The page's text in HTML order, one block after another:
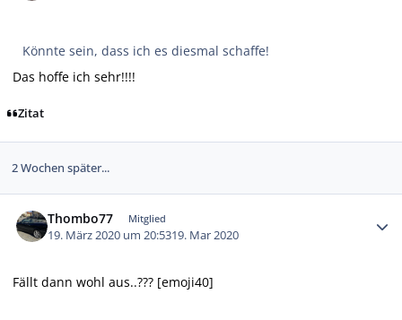
Könnte sein, dass ich es diesmal schaffe!
Das hoffe ich sehr!!!!
Zitat
2 Wochen später...
Thombo77 Mitglied
19. März 2020 um 20:5319. Mar 2020
Fällt dann wohl aus..??? [emoji40]